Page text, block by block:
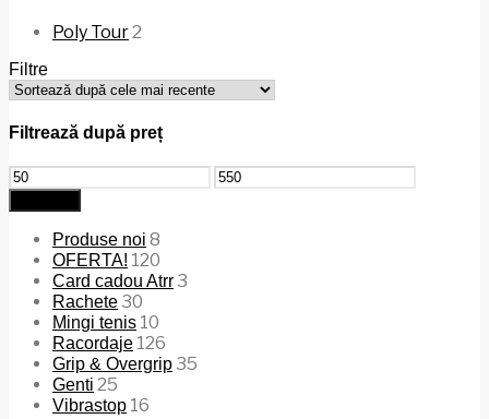
Poly Tour2
Filtre
Filtrează după preț
Preț
minim
Preț
maxim
Produse noi 8
OFERTA! 120
Card cadou Atrr3
Rachete30
Mingi tenis 10
Racordaje 126
Grip & Overgrip35
Genti 25
Vibrastop 16